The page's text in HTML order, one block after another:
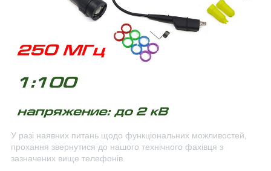
У разі наявних питань щодо функціональних можливостей,
прохання звернутися до нашого технічного фахівця з
зазначених вище телефонів.